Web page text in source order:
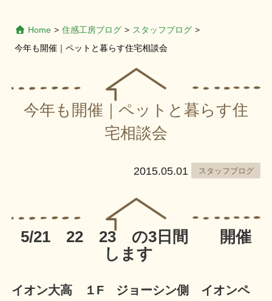
Home > 住感工房ブログ > スタッフブログ >
今年も開催｜ペットと暮らす住宅相談会
今年も開催｜ペットと暮らす住
宅相談会
2015.05.01 スタッフブログ
5/21 22 23 の3日間 開催
します
イオン大高 １F ジョーシン側 イオンペ